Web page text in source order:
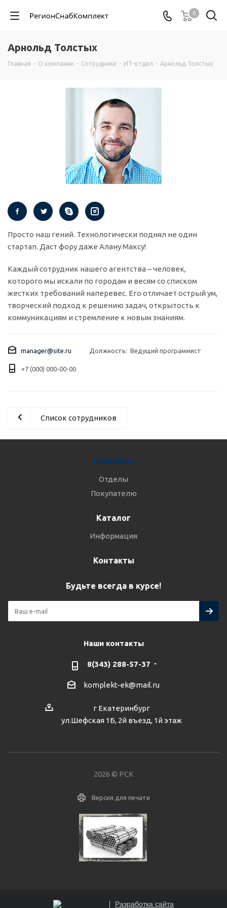
0
Арнольд Толстых
Главная - О компании - Сотрудники - ИТ-отдел - Арнольд Толстых
Просто наш гений. Технологически поднял не один
стартап. Даст фору даже Алану Максу!
Каждый сотрудник нашего агентства – человек,
которого мы искали по городам и весям со списком
жестких требований наперевес. Его отличает острый ум,
творческий подход к решению задач, открытость к
коммуникациям и стремление к новым знаниям.
manager@site.ru Должность: Ведущий программист
+7 (000) 000-00-00
Список сотрудников
Компания
Отделы
Покупателю
Каталог
Информация
Контакты
Будьте всегда в курсе!
Наши контакты
8(343) 288-57-37
komplekt-ek@mail.ru
г Екатеринбург
ул.Шефская 1Б, 2й въезд, 1й этаж
2026 © РСК
Версия для печати
Разработка сайта